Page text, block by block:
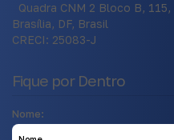
Quadra CNM 2 Bloco B, 115,
Brasília, DF, Brasil
CRECI: 25083-J
Fique por Dentro
Nome: